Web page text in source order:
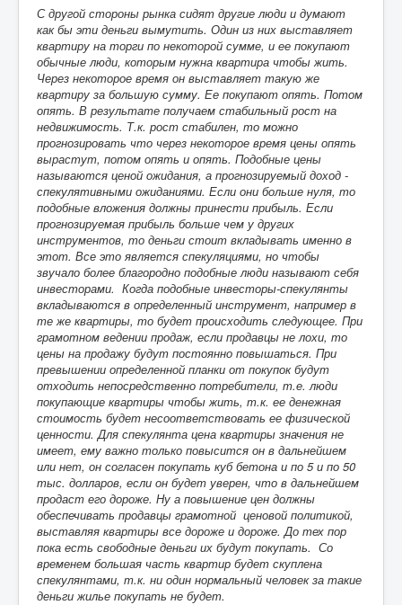
С другой стороны рынка сидят другие люди и думают
как бы эти деньги вымутить. Один из них выставляет
квартиру на торги по некоторой сумме, и ее покупают
обычные люди, которым нужна квартира чтобы жить.
Через некоторое время он выставляет такую же
квартиру за большую сумму. Ее покупают опять. Потом
опять. В результате получаем стабильный рост на
недвижимость. Т.к. рост стабилен, то можно
прогнозировать что через некоторое время цены опять
вырастут, потом опять и опять. Подобные цены
называются ценой ожидания, а прогнозируемый доход -
спекулятивными ожиданиями. Если они больше нуля, то
подобные вложения должны принести прибыль. Если
прогнозируемая прибыль больше чем у других
инструментов, то деньги стоит вкладывать именно в
этот. Все это является спекуляциями, но чтобы
звучало более благородно подобные люди называют себя
инвесторами. Когда подобные инвесторы-спекулянты
вкладываются в определенный инструмент, например в
те же квартиры, то будет происходить следующее. При
грамотном ведении продаж, если продавцы не лохи, то
цены на продажу будут постоянно повышаться. При
превышении определенной планки от покупок будут
отходить непосредственно потребители, т.е. люди
покупающие квартиры чтобы жить, т.к. ее денежная
стоимость будет несоответствовать ее физической
ценности. Для спекулянта цена квартиры значения не
имеет, ему важно только повысится он в дальнейшем
или нет, он согласен покупать куб бетона и по 5 и по 50
тыс. долларов, если он будет уверен, что в дальнейшем
продаст его дороже. Ну а повышение цен должны
обеспечивать продавцы грамотной ценовой политикой,
выставляя квартиры все дороже и дороже. До тех пор
пока есть свободные деньги их будут покупать. Со
временем большая часть квартир будет скуплена
спекулянтами, т.к. ни один нормальный человек за такие
деньги жилье покупать не будет.